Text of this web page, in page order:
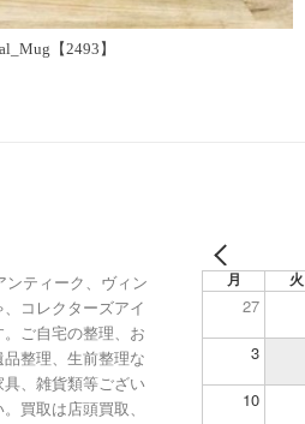
【2493】
ンティーク、ヴィン
コレクターズアイ
ご自宅の整理、お
整理、生前整理な
、雑貨類等ござい
買取は店頭買取、
月 火
27
3
10